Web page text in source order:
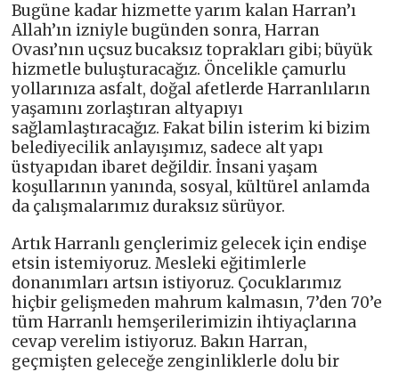
Bugüne kadar hizmette yarım kalan Harran’ı
Allah’ın izniyle bugünden sonra, Harran
Ovası’nın uçsuz bucaksız toprakları gibi; büyük
hizmetle buluşturacağız. Öncelikle çamurlu
yollarınıza asfalt, doğal afetlerde Harranlıların
yaşamını zorlaştıran altyapıyı
sağlamlaştıracağız. Fakat bilin isterim ki bizim
belediyecilik anlayışımız, sadece alt yapı
üstyapıdan ibaret değildir. İnsani yaşam
koşullarının yanında, sosyal, kültürel anlamda
da çalışmalarımız duraksız sürüyor.
Artık Harranlı gençlerimiz gelecek için endişe
etsin istemiyoruz. Mesleki eğitimlerle
donanımları artsın istiyoruz. Çocuklarımız
hiçbir gelişmeden mahrum kalmasın, 7’den 70’e
tüm Harranlı hemşerilerimizin ihtiyaçlarına
cevap verelim istiyoruz. Bakın Harran,
geçmişten geleceğe zenginliklerle dolu bir